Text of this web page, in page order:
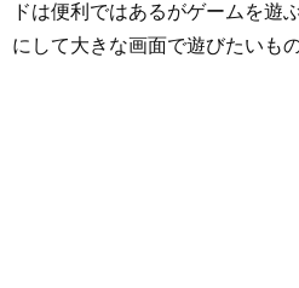
ドは便利ではあるがゲームを遊
にして大きな画面で遊びたいもの